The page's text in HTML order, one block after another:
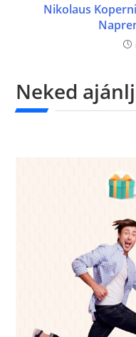
Nikolaus
Neked